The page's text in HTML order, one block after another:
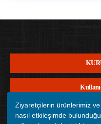
Ziyaretçilerin ürünlerimiz
nasıl etkileşimde